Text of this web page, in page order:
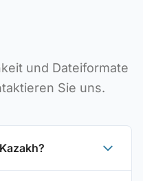
und Dateiformate
Sie uns.